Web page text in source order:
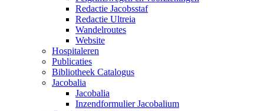
Redactie Jacobsstaf
Redactie Ultreia
Wandelroutes
Website
Hospitaleren
Publicaties
Bibliotheek Catalogus
Jacobalia
Jacobalia
Inzendformulier Jacobalium